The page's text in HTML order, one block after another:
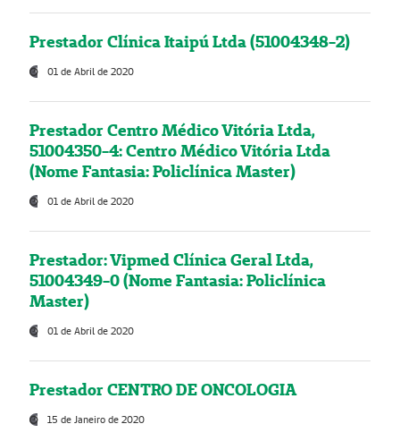
Prestador Clínica Itaipú Ltda (51004348-2)
01 de Abril de 2020
Prestador Centro Médico Vitória Ltda,
51004350-4: Centro Médico Vitória Ltda
(Nome Fantasia: Policlínica Master)
01 de Abril de 2020
Prestador: Vipmed Clínica Geral Ltda,
51004349-0 (Nome Fantasia: Policlínica
Master)
01 de Abril de 2020
Prestador CENTRO DE ONCOLOGIA
15 de Janeiro de 2020